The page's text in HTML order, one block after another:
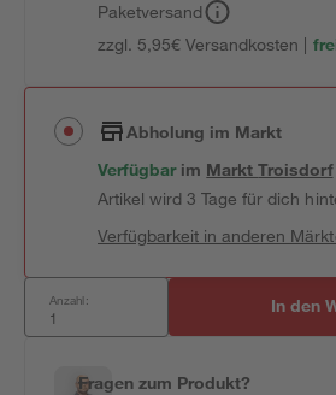
Paketversand
zzgl. 5,95€ Versandkosten |
Abholung im Markt
Verfügbar im MarktTroisdorf
Artikel wird 3 Tage für dich
Verfügbarkeit in anderen
Anzahl: In den
Fragen zum Produkt?